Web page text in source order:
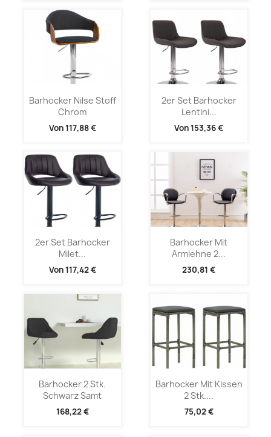
Barhocker Nilse Stoff
Chrom
Von117,88 €
2er Set Barhocker
Lentini...
Von153,36 €
2er Set Barhocker
Milet...
Von117,42 €
Barhocker Mit
Armlehne 2...
230,81 €
Barhocker 2 Stk.
Schwarz Samt
168,22 €
Barhocker Mit Kissen
2 Stk....
75,02 €